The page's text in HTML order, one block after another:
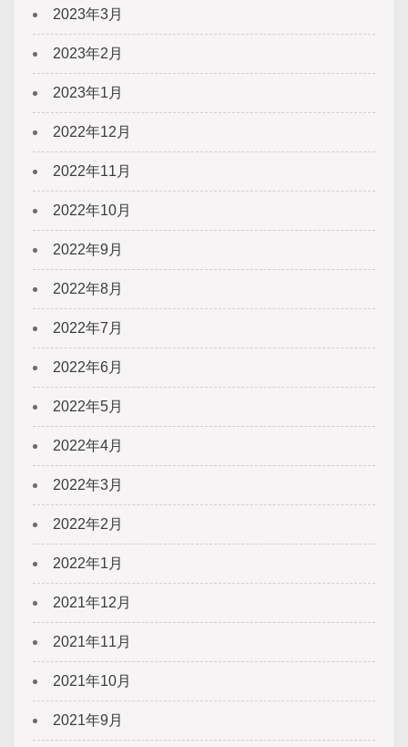
2023年3月
2023年2月
2023年1月
2022年12月
2022年11月
2022年10月
2022年9月
2022年8月
2022年7月
2022年6月
2022年5月
2022年4月
2022年3月
2022年2月
2022年1月
2021年12月
2021年11月
2021年10月
2021年9月